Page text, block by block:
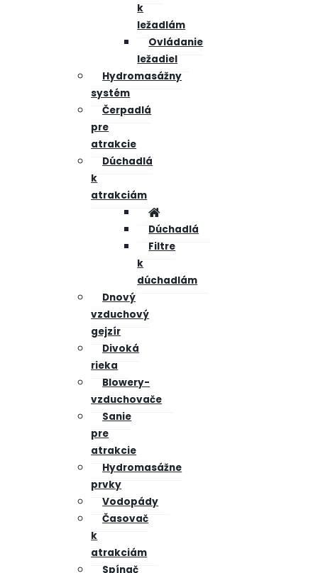
k
ležadlám
Ovládanie
ležadiel
Hydromasážny
systém
Čerpadlá
pre
atrakcie
Dúchadlá
k
atrakciám
Dúchadlá
Filtre
k
dúchadlám
Dnový
vzduchový
gejzír
Divoká
rieka
Blowery-
vzduchovače
Sanie
pre
atrakcie
Hydromasážne
prvky
Vodopády
Časovač
k
atrakciám
Spínač